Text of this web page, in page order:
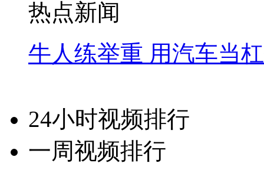
热点新闻
牛人练举重 用汽车当
24小时视频排行
一周视频排行